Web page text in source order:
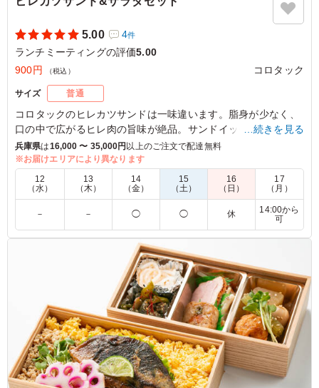
5.00 4件
ランチミーティングの評価5.00
900円
（税込） コロタック
サイズ 普通
コロタックのヒレカツサンドは一味違います。脂身が少なく、
口の中で広がるヒレ肉の旨味が絶品。サンドイッチに挟むこと
で、噛むたびに肉汁がじゅわっと溢れます。さらに脇役のサラ
ダも彩り豊かで食欲をそそります。ロケやイベントのお供に最
適です。
5.0
大ボリュームのお弁当と比較すると陰に隠れがちなのです
が、 こちらのお店のサンドイッチはパンもおいしい！と
主に女性陣から大人気です。 サラダの彩もよく、見た目
にもオシャレです。
ご利用シーン：会議・セミナー›ランチミーティング
京都府乙訓郡大山崎町大山崎2025/04/11
…続きを見る
兵庫県は16,000 〜 35,000円以上のご注文で配達無料
※お届けエリアにより異なります
12
（水）
13
（木）
14
（金）
15
（土）
16
（日）
17
（月）
－ － ◯ ◯ 休
14:00から
可